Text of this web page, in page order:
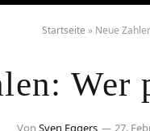
Startseite » Neue
Von Sven Eggers 27.